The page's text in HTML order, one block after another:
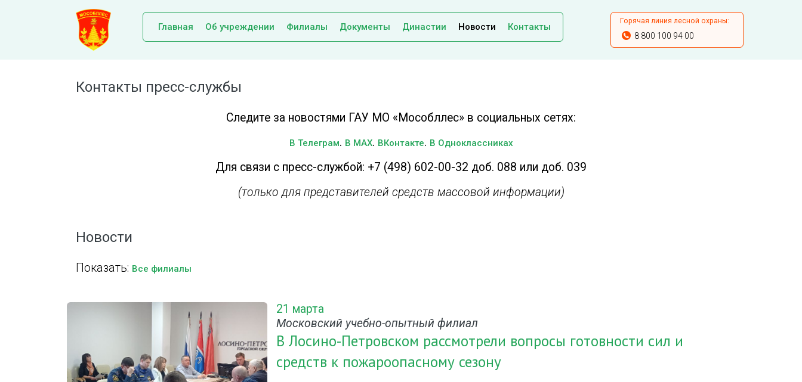
Главная Об учреждении Филиалы Документы Династии Новости Контакты
Горячая линия лесной охраны:
8 800 100 94 00
Контакты пресс-службы
Следите за новостями ГАУ МО «Мособллес» в социальных сетях:
В Телеграм. В MAX. ВКонтакте. В Одноклассниках
Для связи с пресс-службой: +7 (498) 602-00-32 доб. 088 или доб. 039
(только для представителей средств массовой информации)
Новости
Показать: Все филиалы
21 марта
Московский учебно-опытный филиал
В Лосино-Петровском рассмотрели вопросы готовности сил и
средств к пожароопасному сезону